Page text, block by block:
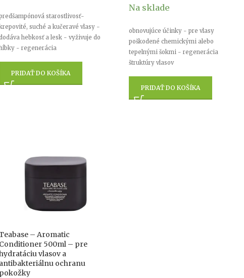
starostlivosť-
suché a kučeravé vlasy -
hebkosť a lesk - vyživuje do
- regenerácia
PRIDAŤ DO KOŠÍKA
Na sklade
obnovujúce účinky - pre vlasy
poškodené chemickými alebo
tepelnými šokmi - regenerácia
štruktúry vlasov
PRIDAŤ DO KOŠÍKA
– Aromatic
Conditioner 500ml – pre
vlasov a
antibakteriálnu ochranu
pokožky